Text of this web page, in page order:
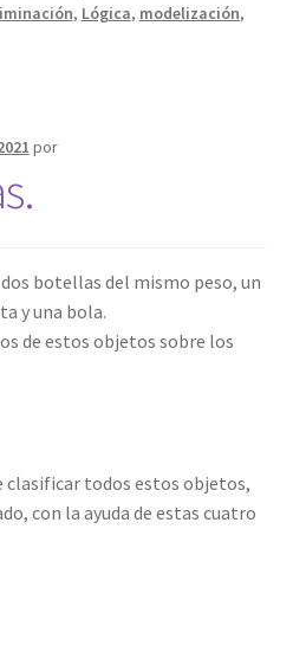
, Lógica, modelización,
por
botellas del mismo peso, un
y una bola.
de estos objetos sobre los
clasificar todos estos objetos,
con la ayuda de estas cuatro